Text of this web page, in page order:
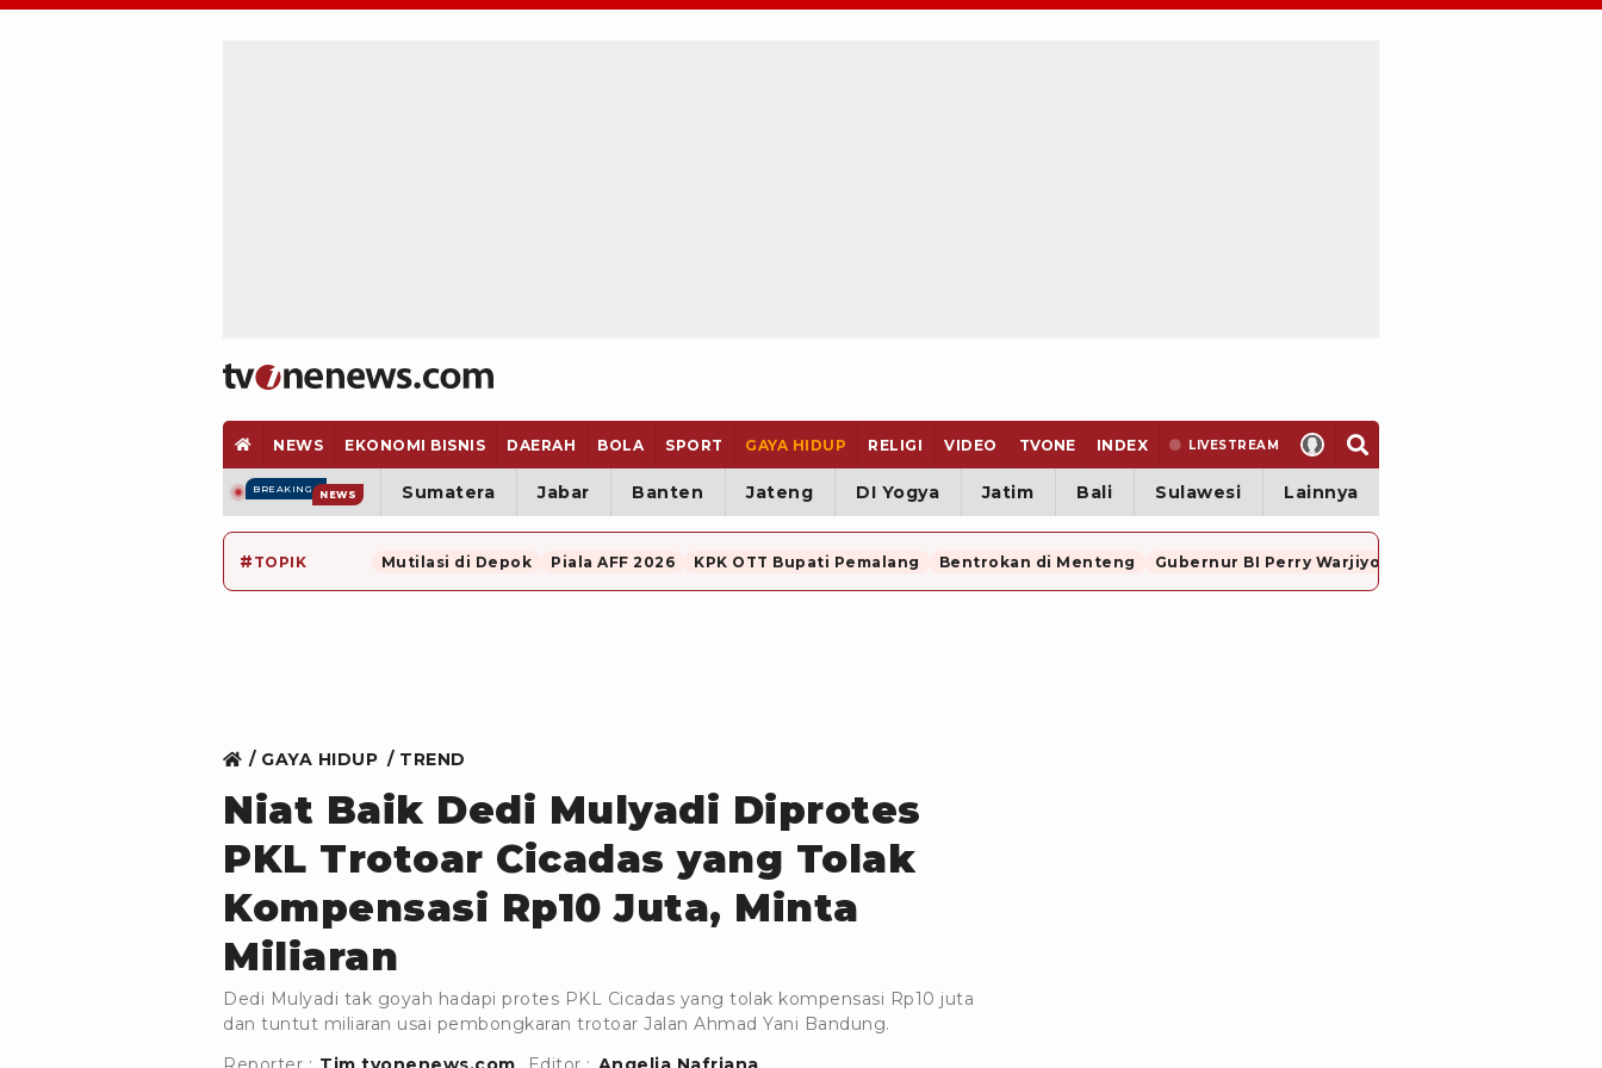
NEWS EKONOMI BISNIS DAERAH BOLA SPORT GAYA HIDUP RELIGI VIDEO TVONE INDEX LIVESTREAM
BREAKING NEWS Sumatera Jabar Banten Jateng DI Yogya Jatim Bali Sulawesi Lainnya
# TOPIK Mutilasi di Depok Piala AFF 2026 KPK OTT Bupati Pemalang Bentrokan di Menteng Gubernur BI Perry Warjiyo Mundur
GAYA HIDUP TREND
Niat Baik Dedi Mulyadi Diprotes
PKL Trotoar Cicadas yang Tolak
Kompensasi Rp10 Juta, Minta
Miliaran
Dedi Mulyadi tak goyah hadapi protes PKL Cicadas yang tolak kompensasi Rp10 juta
dan tuntut miliaran usai pembongkaran trotoar Jalan Ahmad Yani Bandung.